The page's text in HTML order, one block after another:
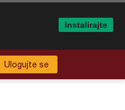
Ulogujte se
Instalirajte